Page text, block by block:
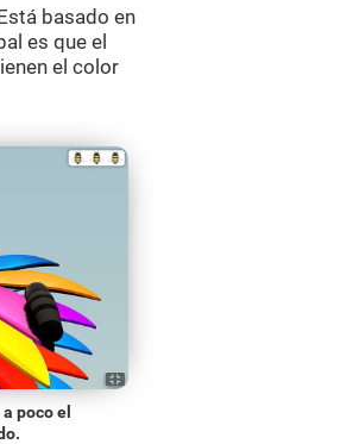
basado en
es que el
el color
poco el